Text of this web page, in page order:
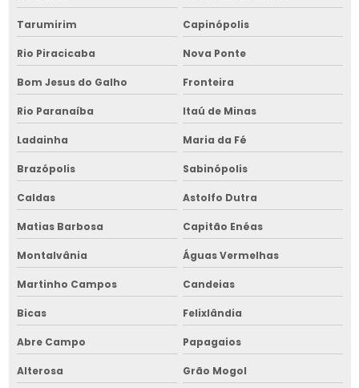
Projeto de armazém graneleiro
Projeto de armazenagem na bahia
Projetos de silos de armazenagem na bahia
Reparo de cavaqueira para fornalha
Reparo de cavaqueira para fornalha na bahia
Reparo de cavaqueira para fornalha no nordeste
Reparo de equipamentos para armazenar grãos
Reparo de equipamentos para armazenar grãos na bahia
Reparo de equipamentos para armazenar grãos no nordeste
Reparo de fornalha para grãos
Tarumirim Capinópolis
Rio Piracicaba Nova Ponte
Bom Jesus do Galho Fronteira
Rio Paranaíba Itaú de Minas
Ladainha Maria da Fé
Brazópolis Sabinópolis
Caldas Astolfo Dutra
Matias Barbosa Capitão Enéas
Montalvânia Águas Vermelhas
Martinho Campos Candeias
Bicas Felixlândia
Abre Campo Papagaios
Alterosa Grão Mogol